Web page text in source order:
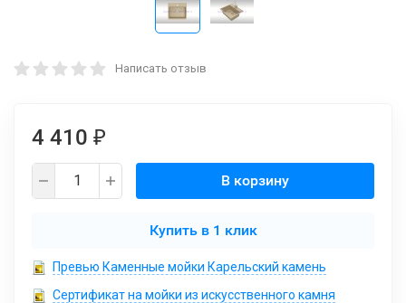
Написать отзыв
4 410 ₽
В корзину
Купить в 1 клик
Превью Каменные мойки Карельский камень
Сертификат на мойки из искусственного камня